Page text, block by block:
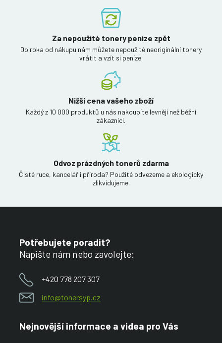
Za nepoužité tonery peníze zpět
Do roka od nákupu nám můžete nepoužité neoriginální tonery
vrátit a vzít si peníze.
Nižší cena vašeho zboží
Každý z 10 000 produktů u nás nakoupíte levněji než běžní
zákazníci.
Odvoz prázdných tonerů zdarma
Čisté ruce, kancelář i příroda? Použité odvezeme a ekologicky
zlikvidujeme.
Potřebujete poradit?
Napište nám nebo zavolejte:
+420 778 207 307
info@tonersyp.cz
Nejnovější informace a videa pro Vás